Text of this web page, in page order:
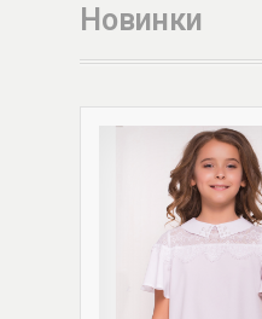
Новинки